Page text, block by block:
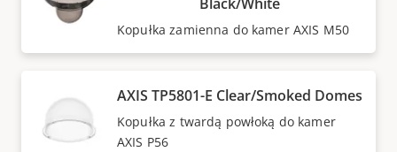
Kopułka zamienna do kamer AXIS M50
AXIS TP5801-E Clear/Smoked Domes
Kopułka z twardą powłoką do kamer
AXIS P56